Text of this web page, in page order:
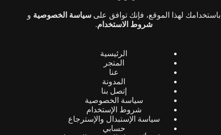
باستخدامك لهذا الموقع، فإنك توافق علىسياسة الخصوصية و
شروط الاستخدام.
الرئيسية
المتجر
عنا
المدونة
إتصل بنا
سياسة الخصوصية
شروط الإستخدام
سياسة الإستبدال والإسترجاع
حسابي